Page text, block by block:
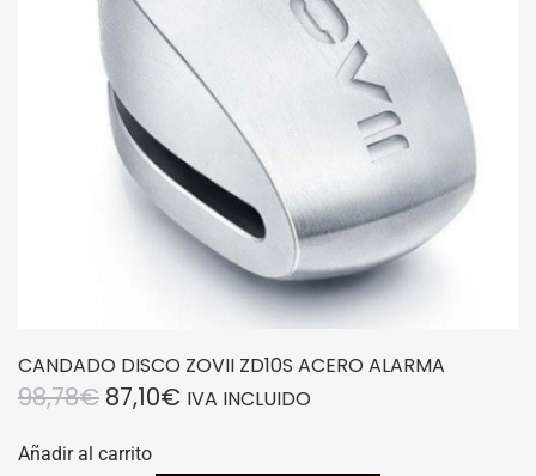
CANDADO DISCO ZOVII ZD10S ACERO ALARMA
98,78€ EL
ORIGINAL
87,10€EL
ACTUAL
IVA INCLUIDO
Añadir al carrito